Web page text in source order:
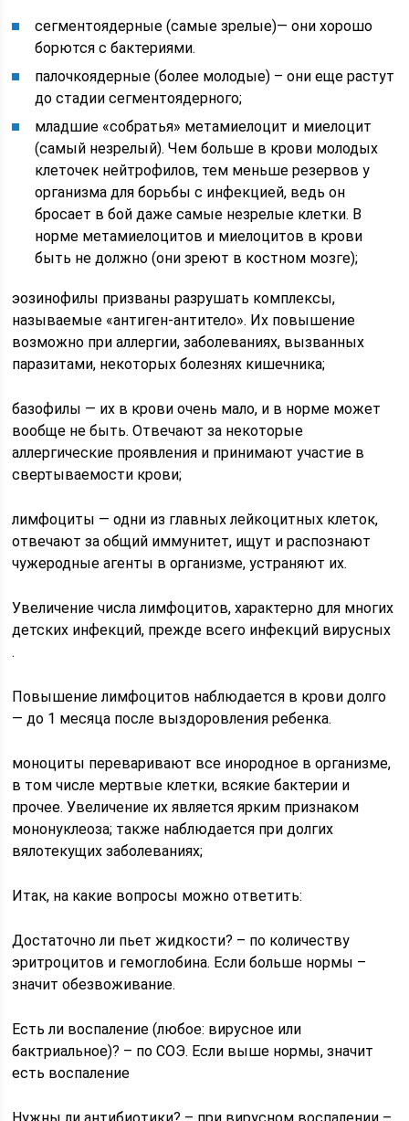
сегментоядерные (самые зрелые)— они хорошо
борются с бактериями.
палочкоядерные (более молодые) – они еще растут
до стадии сегментоядерного;
младшие «собратья» метамиелоцит и миелоцит
(самый незрелый). Чем больше в крови молодых
клеточек нейтрофилов, тем меньше резервов у
организма для борьбы с инфекцией, ведь он
бросает в бой даже самые незрелые клетки. В
норме метамиелоцитов и миелоцитов в крови
быть не должно (они зреют в костном мозге);
эозинофилы призваны разрушать комплексы,
называемые «антиген-антитело». Их повышение
возможно при аллергии, заболеваниях, вызванных
паразитами, некоторых болезнях кишечника;
базофилы — их в крови очень мало, и в норме может
вообще не быть. Отвечают за некоторые
аллергические проявления и принимают участие в
свертываемости крови;
лимфоциты — одни из главных лейкоцитных клеток,
отвечают за общий иммунитет, ищут и распознают
чужеродные агенты в организме, устраняют их.
Увеличение числа лимфоцитов, характерно для многих
детских инфекций, прежде всего инфекций вирусных
.
Повышение лимфоцитов наблюдается в крови долго
— до 1 месяца после выздоровления ребенка.
моноциты переваривают все инородное в организме,
в том числе мертвые клетки, всякие бактерии и
прочее. Увеличение их является ярким признаком
мононуклеоза; также наблюдается при долгих
вялотекущих заболеваниях;
Итак, на какие вопросы можно ответить:
Достаточно ли пьет жидкости? – по количеству
эритроцитов и гемоглобина. Если больше нормы –
значит обезвоживание.
Есть ли воспаление (любое: вирусное или
бактриальное)? – по СОЭ. Если выше нормы, значит
есть воспаление